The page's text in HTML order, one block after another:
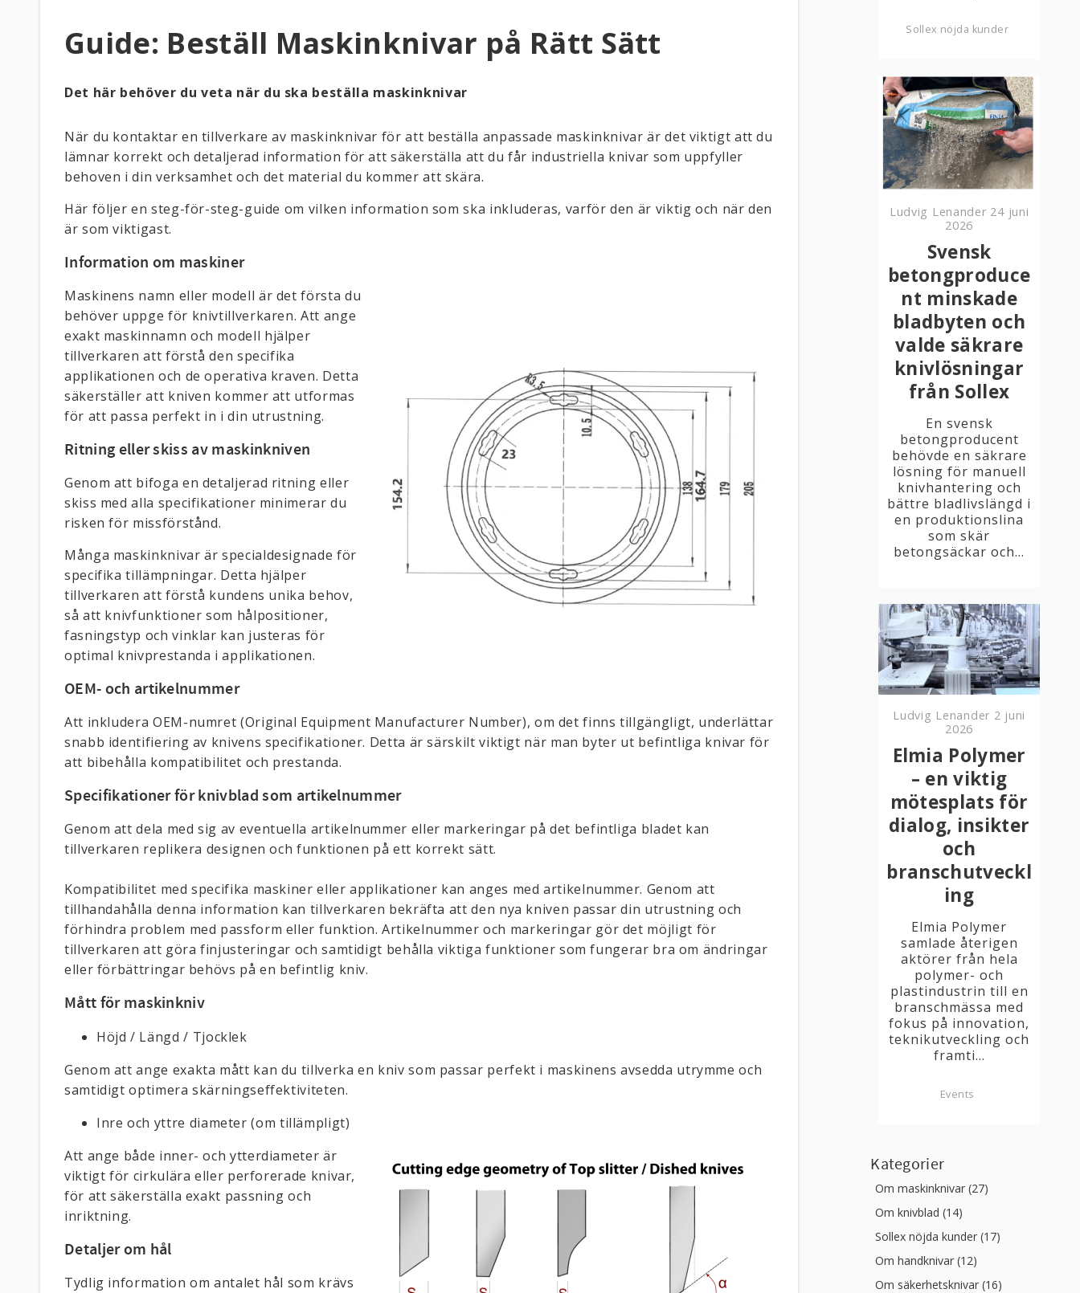
Guide: Beställ Maskinknivar på Rätt Sätt
Det här behöver du veta när du ska beställa maskinknivar
När du kontaktar en tillverkare av maskinknivar för att beställa anpassade maskinknivar är det viktigt att du
lämnar korrekt och detaljerad information för att säkerställa att du får industriella knivar som uppfyller
behoven i din verksamhet och det material du kommer att skära.
Här följer en steg-för-steg-guide om vilken information som ska inkluderas, varför den är viktig och när den
är som viktigast.
Information om maskiner
Maskinens namn eller modell är det första du
behöver uppge för knivtillverkaren. Att ange
exakt maskinnamn och modell hjälper
tillverkaren att förstå den specifika
applikationen och de operativa kraven. Detta
säkerställer att kniven kommer att utformas
för att passa perfekt in i din utrustning.
Ritning eller skiss av maskinkniven
Genom att bifoga en detaljerad ritning eller
skiss med alla specifikationer minimerar du
risken för missförstånd.
Många maskinknivar är specialdesignade för
specifika tillämpningar. Detta hjälper
tillverkaren att förstå kundens unika behov,
så att knivfunktioner som hålpositioner,
fasningstyp och vinklar kan justeras för
optimal knivprestanda i applikationen.
OEM- och artikelnummer
Att inkludera OEM-numret (Original Equipment Manufacturer Number), om det finns tillgängligt, underlättar
snabb identifiering av knivens specifikationer. Detta är särskilt viktigt när man byter ut befintliga knivar för
att bibehålla kompatibilitet och prestanda.
Specifikationer för knivblad som artikelnummer
Genom att dela med sig av eventuella artikelnummer eller markeringar på det befintliga bladet kan
tillverkaren replikera designen och funktionen på ett korrekt sätt.
Kompatibilitet med specifika maskiner eller applikationer kan anges med artikelnummer. Genom att
tillhandahålla denna information kan tillverkaren bekräfta att den nya kniven passar din utrustning och
förhindra problem med passform eller funktion. Artikelnummer och markeringar gör det möjligt för
tillverkaren att göra finjusteringar och samtidigt behålla viktiga funktioner som fungerar bra om ändringar
eller förbättringar behövs på en befintlig kniv.
Mått för maskinkniv
Höjd / Längd / Tjocklek
Genom att ange exakta mått kan du tillverka en kniv som passar perfekt i maskinens avsedda utrymme och
samtidigt optimera skärningseffektiviteten.
Inre och yttre diameter (om tillämpligt)
Att ange både inner- och ytterdiameter är
viktigt för cirkulära eller perforerade knivar,
för att säkerställa exakt passning och
inriktning.
Detaljer om hål
Tydlig information om antalet hål som krävs
Sollex nöjda kunder
Ludvig Lenander 24 juni
2026
Svensk
betongproduce
nt minskade
bladbyten och
valde säkrare
knivlösningar
från Sollex
En svensk
betongproducent
behövde en säkrare
lösning för manuell
knivhantering och
bättre bladlivslängd i
en produktionslina
som skär
betongsäckar och...
Ludvig Lenander 2 juni
2026
Elmia Polymer
– en viktig
mötesplats för
dialog, insikter
och
branschutveckl
ing
Elmia Polymer
samlade återigen
aktörer från hela
polymer- och
plastindustrin till en
branschmässa med
fokus på innovation,
teknikutveckling och
framti...
Events
Kategorier
Om maskinknivar (27)
Om knivblad (14)
Sollex nöjda kunder (17)
Om handknivar (12)
Om säkerhetsknivar (16)